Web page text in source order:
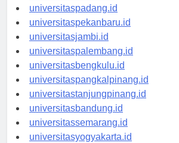
universitaspadang.id
universitaspekanbaru.id
universitasjambi.id
universitaspalembang.id
universitasbengkulu.id
universitaspangkalpinang.id
universitastanjungpinang.id
universitasbandung.id
universitassemarang.id
universitasyogyakarta.id